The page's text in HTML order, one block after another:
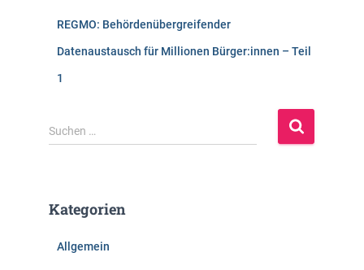
REGMO: Behördenübergreifender
Datenaustausch für Millionen Bürger:innen – Teil
1
S
u
n
Suchen …
Kategorien
Allgemein